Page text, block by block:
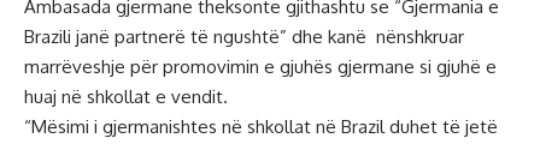
Ambasada gjermane theksonte gjithashtu se “Gjermania e
Brazili janë partnerë të ngushtë” dhe kanë nënshkruar
marrëveshje për promovimin e gjuhës gjermane si gjuhë e
huaj në shkollat e vendit.
“Mësimi i gjermanishtes në shkollat në Brazil duhet të jetë